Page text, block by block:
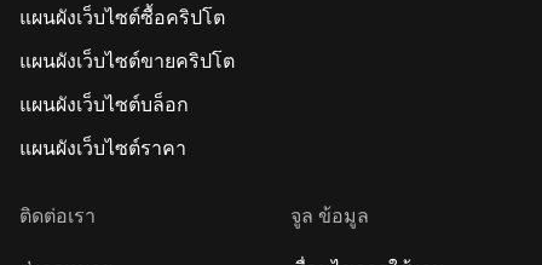
แผนผังเว็บไซต์ซื้อคริปโต
แผนผังเว็บไซต์ขายคริปโต
แผนผังเว็บไซต์บล็อก
แผนผังเว็บไซต์ราคา
ติดต่อเรา จูล ข้อมูล